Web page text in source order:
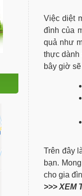
Việc diệt
đình của
quả như
thực dành
bây giờ
Trên đây
bạn.
cho gia
>>> XEM